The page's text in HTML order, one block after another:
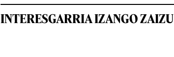
INTERESGARRIA IZANGO ZAIZU